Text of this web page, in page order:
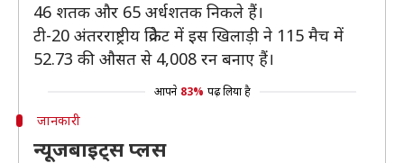
46 शतक और 65 अर्धशतक निकले हैं।
टी-20 अंतरराष्ट्रीय क्रिकेट में इस खिलाड़ी ने 115 मैच में
52.73 की औसत से 4,008 रन बनाए हैं।
आपने 83% पढ़ लिया है
जानकारी
न्यूजबाइट्स प्लस